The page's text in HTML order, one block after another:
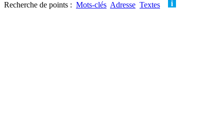
Recherche de points : Mots-clés Adresse Textes